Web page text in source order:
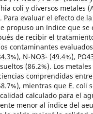
coli y diversos metales
Para evaluar el efecto de
propuso un índice que se
de recibir el
contaminantes
N-NO3- (49.4%),
(86.2%). Los metales
comprendidas entre
mientras que E. coli
calculado para el
menor al índice del